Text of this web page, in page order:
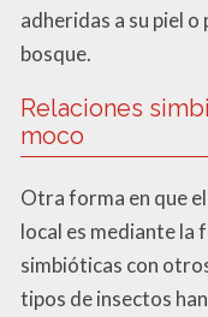
adheridas a su piel
bosque.
Relaciones
moco
Otra forma en que
local es mediante la
simbióticas con
tipos de insectos